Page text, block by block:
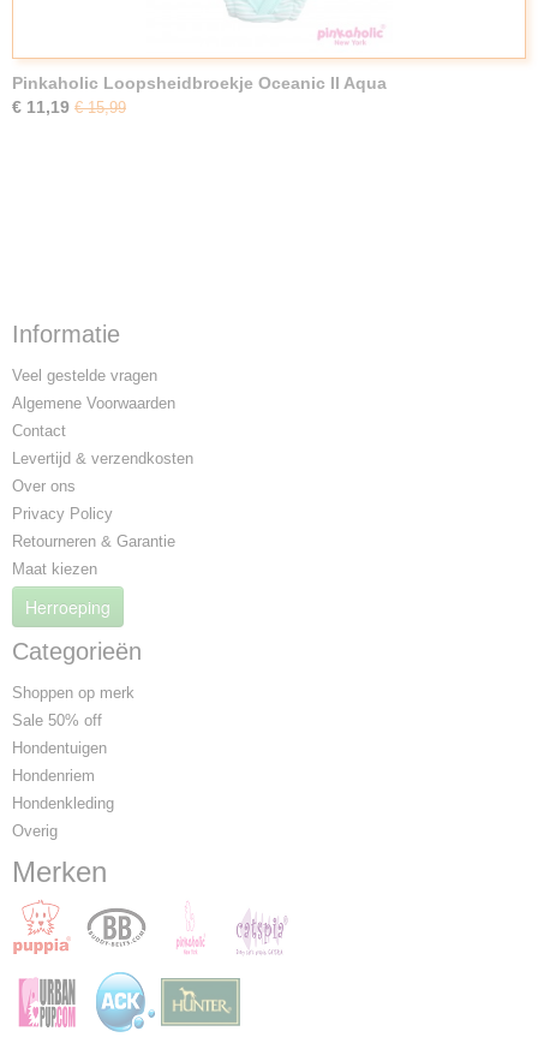
Pinkaholic Loopsheidbroekje Oceanic II Aqua
€ 11,19 € 15,99
Informatie
Veel gestelde vragen
Algemene Voorwaarden
Contact
Levertijd & verzendkosten
Over ons
Privacy Policy
Retourneren & Garantie
Maat kiezen
Herroeping
Categorieën
Shoppen op merk
Sale 50% off
Hondentuigen
Hondenriem
Hondenkleding
Overig
Merken